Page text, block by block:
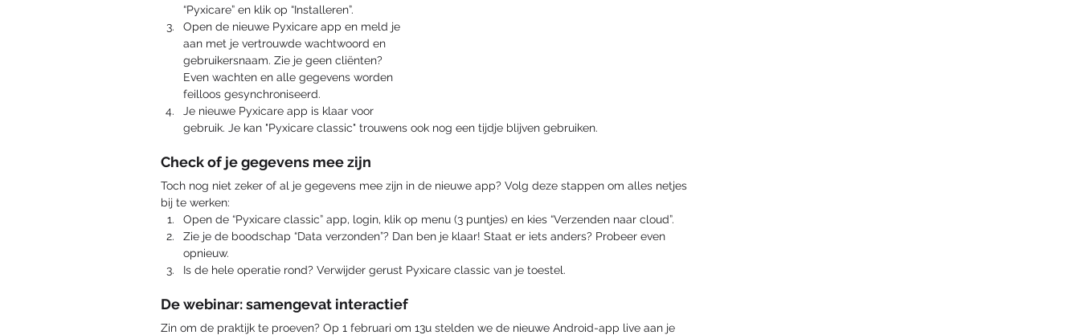
“Pyxicare” en klik op “Installeren”.
Open de nieuwe Pyxicare app en meld je
aan met je vertrouwde wachtwoord en
gebruikersnaam. Zie je geen cliënten?
Even wachten en alle gegevens worden
feilloos gesynchroniseerd.
Je nieuwe Pyxicare app is klaar voor
gebruik. Je kan "Pyxicare classic" trouwens ook nog een tijdje blijven gebruiken.
Check of je gegevens mee zijn
Toch nog niet zeker of al je gegevens mee zijn in de nieuwe app? Volg deze stappen om alles netjes
bij te werken:
Open de “Pyxicare classic” app, login, klik op menu (3 puntjes) en kies “Verzenden naar cloud”.
Zie je de boodschap “Data verzonden”? Dan ben je klaar! Staat er iets anders? Probeer even
opnieuw.
Is de hele operatie rond? Verwijder gerust Pyxicare classic van je toestel.
De webinar: samengevat interactief
Zin om de praktijk te proeven? Op 1 februari om 13u stelden we de nieuwe Android-app live aan je